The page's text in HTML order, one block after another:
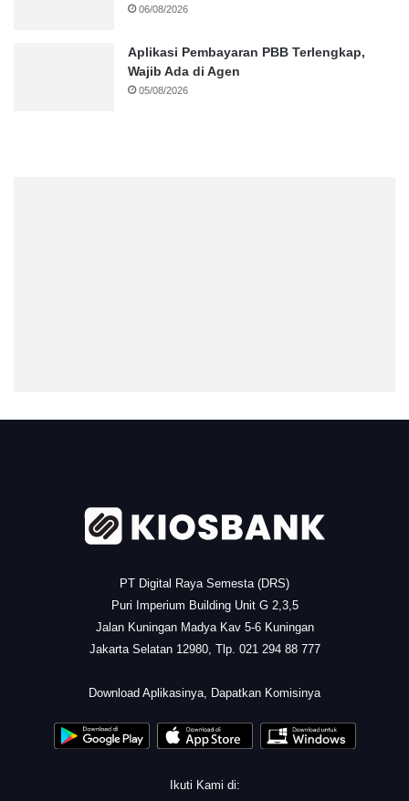
06/08/2026
Aplikasi Pembayaran PBB Terlengkap,
Wajib Ada di Agen
05/08/2026
PT Digital Raya Semesta (DRS)
Puri Imperium Building Unit G 2,3,5
Jalan Kuningan Madya Kav 5-6 Kuningan
Jakarta Selatan 12980, Tlp. 021 294 88 777
Download Aplikasinya, Dapatkan Komisinya
Ikuti Kami di: